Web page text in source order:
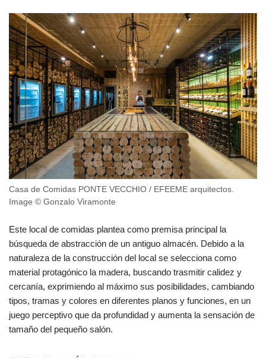
Casa de Comidas PONTE VECCHIO / EFEEME arquitectos.
Image © Gonzalo Viramonte
Este local de comidas plantea como premisa principal la
búsqueda de abstracción de un antiguo almacén. Debido a la
naturaleza de la construcción del local se selecciona como
material protagónico la madera, buscando trasmitir calidez y
cercanía, exprimiendo al máximo sus posibilidades, cambiando
tipos, tramas y colores en diferentes planos y funciones, en un
juego perceptivo que da profundidad y aumenta la sensación de
tamaño del pequeño salón.